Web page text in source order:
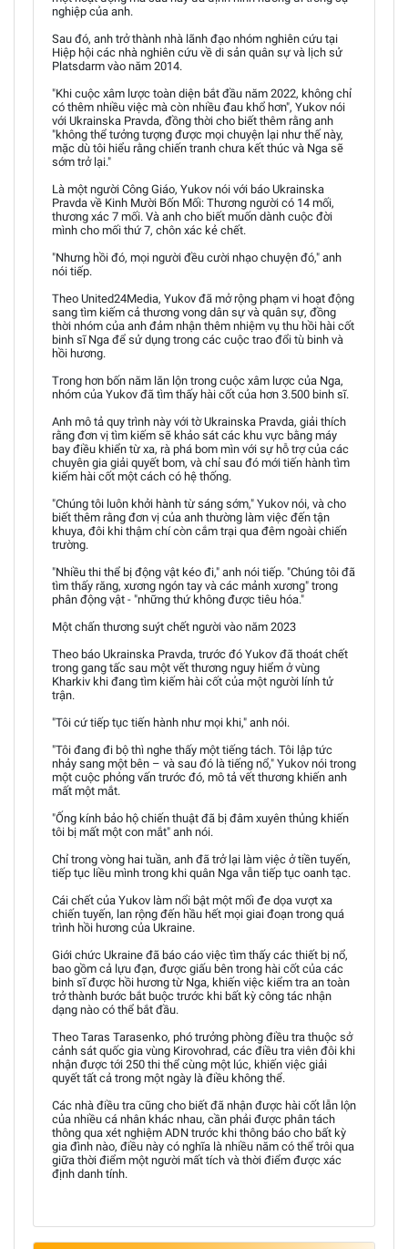
nghiệp của anh.
Sau đó, anh trở thành nhà lãnh đạo nhóm nghiên cứu tại
Hiệp hội các nhà nghiên cứu về di sản quân sự và lịch sử
Platsdarm vào năm 2014.
"Khi cuộc xâm lược toàn diện bắt đầu năm 2022, không chỉ
có thêm nhiều việc mà còn nhiều đau khổ hơn", Yukov nói
với Ukrainska Pravda, đồng thời cho biết thêm rằng anh
"không thể tưởng tượng được mọi chuyện lại như thế này,
mặc dù tôi hiểu rằng chiến tranh chưa kết thúc và Nga sẽ
sớm trở lại."
Là một người Công Giáo, Yukov nói với báo Ukrainska
Pravda về Kinh Mười Bốn Mối: Thương người có 14 mối,
thương xác 7 mối. Và anh cho biết muốn dành cuộc đời
mình cho mối thứ 7, chôn xác kẻ chết.
"Nhưng hồi đó, mọi người đều cười nhạo chuyện đó," anh
nói tiếp.
Theo United24Media, Yukov đã mở rộng phạm vi hoạt động
sang tìm kiếm cả thương vong dân sự và quân sự, đồng
thời nhóm của anh đảm nhận thêm nhiệm vụ thu hồi hài cốt
binh sĩ Nga để sử dụng trong các cuộc trao đổi tù binh và
hồi hương.
Trong hơn bốn năm lăn lộn trong cuộc xâm lược của Nga,
nhóm của Yukov đã tìm thấy hài cốt của hơn 3.500 binh sĩ.
Anh mô tả quy trình này với tờ Ukrainska Pravda, giải thích
rằng đơn vị tìm kiếm sẽ khảo sát các khu vực bằng máy
bay điều khiển từ xa, rà phá bom mìn với sự hỗ trợ của các
chuyên gia giải quyết bom, và chỉ sau đó mới tiến hành tìm
kiếm hài cốt một cách có hệ thống.
"Chúng tôi luôn khởi hành từ sáng sớm," Yukov nói, và cho
biết thêm rằng đơn vị của anh thường làm việc đến tận
khuya, đôi khi thậm chí còn cắm trại qua đêm ngoài chiến
trường.
"Nhiều thi thể bị động vật kéo đi," anh nói tiếp. "Chúng tôi đã
tìm thấy răng, xương ngón tay và các mảnh xương" trong
phân động vật - "những thứ không được tiêu hóa."
Một chấn thương suýt chết người vào năm 2023
Theo báo Ukrainska Pravda, trước đó Yukov đã thoát chết
trong gang tấc sau một vết thương nguy hiểm ở vùng
Kharkiv khi đang tìm kiếm hài cốt của một người lính tử
trận.
"Tôi cứ tiếp tục tiến hành như mọi khi," anh nói.
"Tôi đang đi bộ thì nghe thấy một tiếng tách. Tôi lập tức
nhảy sang một bên – và sau đó là tiếng nổ," Yukov nói trong
một cuộc phỏng vấn trước đó, mô tả vết thương khiến anh
mất một mắt.
"Ống kính bảo hộ chiến thuật đã bị đâm xuyên thủng khiến
tôi bị mất một con mắt" anh nói.
Chỉ trong vòng hai tuần, anh đã trở lại làm việc ở tiền tuyến,
tiếp tục liều mình trong khi quân Nga vẫn tiếp tục oanh tạc.
Cái chết của Yukov làm nổi bật một mối đe dọa vượt xa
chiến tuyến, lan rộng đến hầu hết mọi giai đoạn trong quá
trình hồi hương của Ukraine.
Giới chức Ukraine đã báo cáo việc tìm thấy các thiết bị nổ,
bao gồm cả lựu đạn, được giấu bên trong hài cốt của các
binh sĩ được hồi hương từ Nga, khiến việc kiểm tra an toàn
trở thành bước bắt buộc trước khi bất kỳ công tác nhận
dạng nào có thể bắt đầu.
Theo Taras Tarasenko, phó trưởng phòng điều tra thuộc sở
cảnh sát quốc gia vùng Kirovohrad, các điều tra viên đôi khi
nhận được tới 250 thi thể cùng một lúc, khiến việc giải
quyết tất cả trong một ngày là điều không thể.
Các nhà điều tra cũng cho biết đã nhận được hài cốt lẫn lộn
của nhiều cá nhân khác nhau, cần phải được phân tách
thông qua xét nghiệm ADN trước khi thông báo cho bất kỳ
gia đình nào, điều này có nghĩa là nhiều năm có thể trôi qua
giữa thời điểm một người mất tích và thời điểm được xác
định danh tính.